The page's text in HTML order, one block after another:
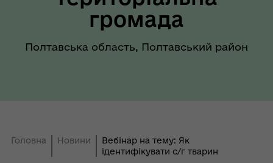
громада
Полтавська область, Полтавський район
Головна Новини
Вебінар на тему: Як
ідентифікувати с/г тварин